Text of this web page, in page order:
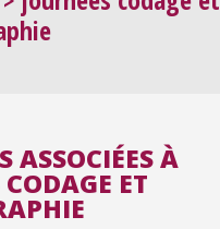
ASSOCIÉES À
ET